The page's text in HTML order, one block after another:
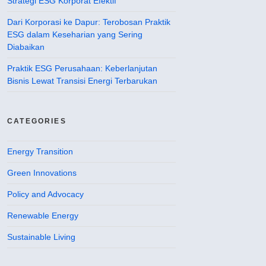
Dari Korporasi ke Dapur: Terobosan Praktik
ESG dalam Keseharian yang Sering
Diabaikan
Praktik ESG Perusahaan: Keberlanjutan
Bisnis Lewat Transisi Energi Terbarukan
CATEGORIES
Energy Transition
Green Innovations
Policy and Advocacy
Renewable Energy
Sustainable Living